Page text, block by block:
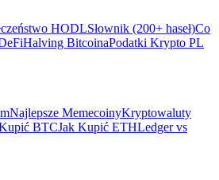
HODLSłownik (200+ haseł)Co
Halving BitcoinaPodatki Krypto PL
Najlepsze MemecoinyKryptowaluty
BTCJak Kupić ETHLedger vs